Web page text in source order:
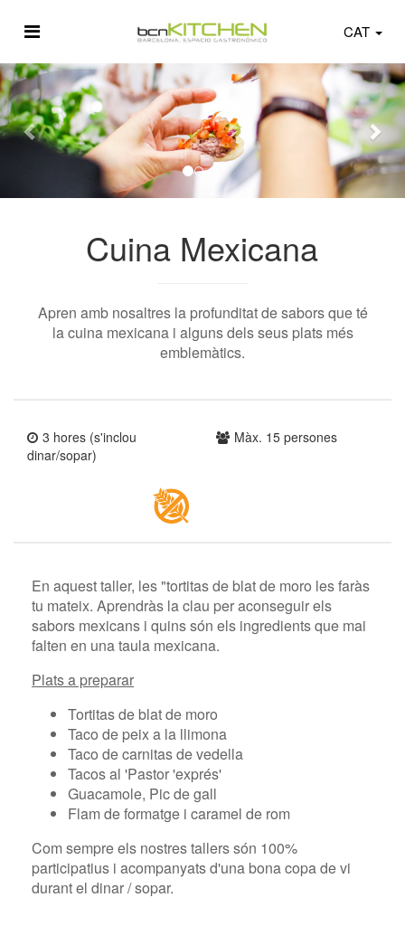
CAT
Cuina Mexicana
Apren amb nosaltres la profunditat de sabors que té
la cuina mexicana i alguns dels seus plats més
emblemàtics.
3 hores (s'inclou
dinar/sopar)
Màx. 15 persones
En aquest taller, les "tortitas de blat de moro les faràs
tu mateix. Aprendràs la clau per aconseguir els
sabors mexicans i quins són els ingredients que mai
falten en una taula mexicana.
Plats a preparar
Tortitas de blat de moro
Taco de peix a la llimona
Taco de carnitas de vedella
Tacos al 'Pastor 'exprés'
Guacamole, Pic de gall
Flam de formatge i caramel de rom
Com sempre els nostres tallers són 100%
participatius i acompanyats d'una bona copa de vi
durant el dinar / sopar.